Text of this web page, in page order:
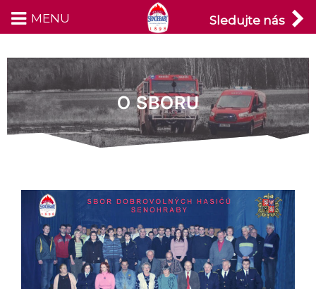
Přeskočit
na
O SBORU
MENU Sledujte nás